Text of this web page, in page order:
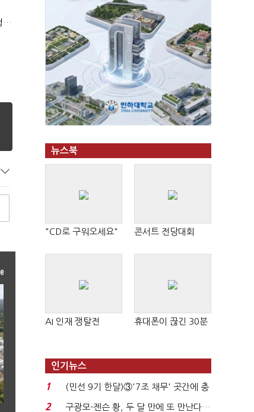
경상수지 또 역대 최고치…사상 첫 400억달러에 '3% 성장' 청신호
뉴스북
"CD로 구워오세요" 콘서트 전당대회
AI 인재 쟁탈전 휴대폰이 끊긴 30분
인기뉴스
1
(민선 9기 한달)③'7조 채무' 곳간에 충
격…추미애, 20년...
2
구광모-젠슨 황, 두 달 만에 또 만난다…